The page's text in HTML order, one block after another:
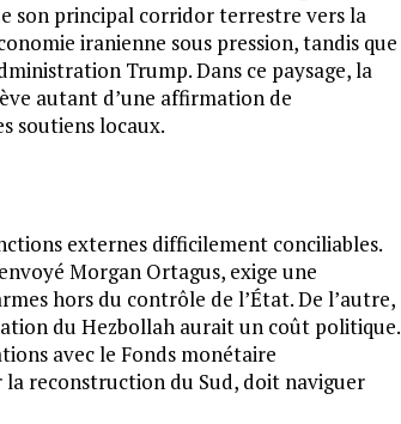
son principal corridor terrestre vers la
iranienne sous pression, tandis que
Trump. Dans ce paysage, la
autant d’une affirmation de
soutiens locaux.
externes difficilement conciliables.
Morgan Ortagus, exige une
hors du contrôle de l’État. De l’autre,
du Hezbollah aurait un coût politique.
avec le Fonds monétaire
reconstruction du Sud, doit naviguer